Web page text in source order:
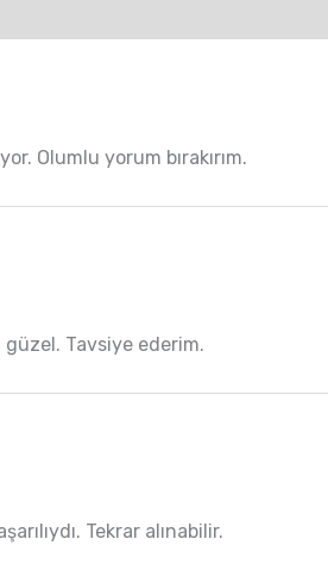
Olumlu yorum bırakırım.
güzel. Tavsiye ederim.
Tekrar alınabilir.